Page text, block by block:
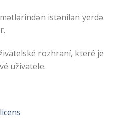
istənilən yerdə
rozhraní, které je
uživatele.